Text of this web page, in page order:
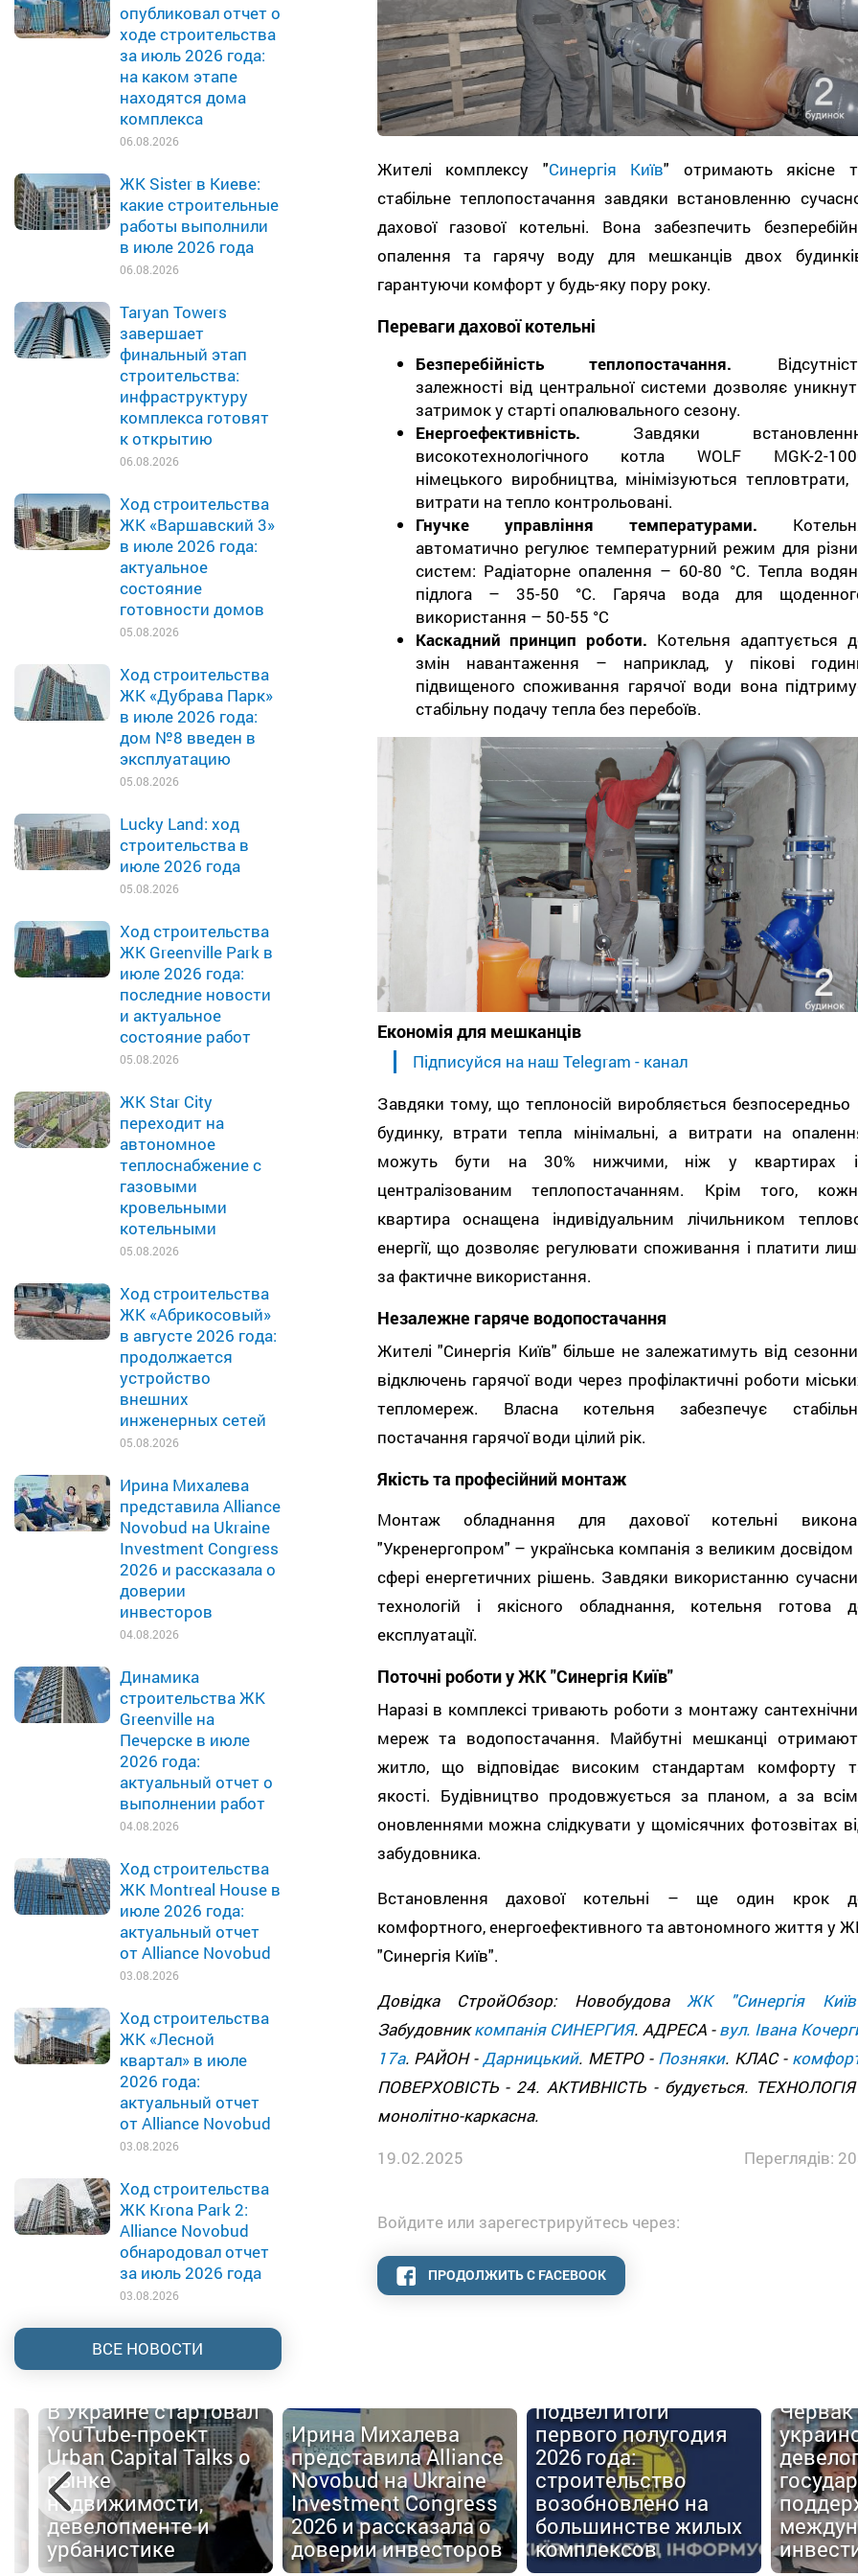
опубликовал отчет о
ходе строительства
за июль 2026 года:
на каком этапе
находятся дома
комплекса
06.08.2026
ЖК Sister в Киеве:
какие строительные
работы выполнили
в июле 2026 года
06.08.2026
Taryan Towers
завершает
финальный этап
строительства:
инфраструктуру
комплекса готовят
к открытию
06.08.2026
Ход строительства
ЖК «Варшавский 3»
в июле 2026 года:
актуальное
состояние
готовности домов
05.08.2026
Ход строительства
ЖК «Дубрава Парк»
в июле 2026 года:
дом №8 введен в
эксплуатацию
05.08.2026
Lucky Land: ход
строительства в
июле 2026 года
05.08.2026
Ход строительства
ЖК Greenville Park в
июле 2026 года:
последние новости
и актуальное
состояние работ
05.08.2026
ЖК Star City
переходит на
автономное
теплоснабжение с
газовыми
кровельными
котельными
05.08.2026
Ход строительства
ЖК «Абрикосовый»
в августе 2026 года:
продолжается
устройство
внешних
инженерных сетей
05.08.2026
Ирина Михалева
представила Alliance
Novobud на Ukraine
Investment Congress
2026 и рассказала о
доверии
инвесторов
04.08.2026
Динамика
строительства ЖК
Greenville на
Печерске в июле
2026 года:
актуальный отчет о
выполнении работ
04.08.2026
Ход строительства
ЖК Montreal House в
июле 2026 года:
актуальный отчет
от Alliance Novobud
03.08.2026
Ход строительства
ЖК «Лесной
квартал» в июле
2026 года:
актуальный отчет
от Alliance Novobud
03.08.2026
Ход строительства
ЖК Krona Park 2:
Alliance Novobud
обнародовал отчет
за июль 2026 года
03.08.2026
ВСЕ НОВОСТИ
Жителі комплексу "Синергія Київ" отримають якісне
стабільне теплопостачання завдяки встановленню
дахової газової котельні. Вона забезпечить
опалення та гарячу воду для мешканців двох
гарантуючи комфорт у будь-яку пору року.
Переваги дахової котельні
Безперебійність теплопостачання.
залежності від центральної системи дозволяє
затримок у старті опалювального сезону.
Енергоефективність. Завдяки
високотехнологічного котла WOLF MGK-2-
німецького виробництва, мінімізуються тепловтрати,
витрати на тепло контрольовані.
Гнучке управління температурами.
автоматично регулює температурний режим для
систем: Радіаторне опалення – 60-80 °C. Тепла
підлога – 35-50 °C. Гаряча вода для
використання – 50-55 °C
Каскадний принцип роботи. Котельня адаптується
змін навантаження – наприклад, у пікові
підвищеного споживання гарячої води вона
стабільну подачу тепла без перебоїв.
Економія для мешканців
Підписуйся на наш Telegram - канал
Завдяки тому, що теплоносій виробляється безпосередньо
будинку, втрати тепла мінімальні, а витрати на
можуть бути на 30% нижчими, ніж у квартирах
централізованим теплопостачанням. Крім того,
квартира оснащена індивідуальним лічильником
енергії, що дозволяє регулювати споживання і платити
за фактичне використання.
Незалежне гаряче водопостачання
Жителі "Синергія Київ" більше не залежатимуть від
відключень гарячої води через профілактичні роботи
тепломереж. Власна котельня забезпечує
постачання гарячої води цілий рік.
Якість та професійний монтаж
Монтаж обладнання для дахової котельні
"Укренергопром" – українська компанія з великим досвідом
сфері енергетичних рішень. Завдяки використанню
технологій і якісного обладнання, котельня готова
експлуатації.
Поточні роботи у ЖК "Синергія Київ"
Наразі в комплексі тривають роботи з монтажу
мереж та водопостачання. Майбутні мешканці
житло, що відповідає високим стандартам комфорту
якості. Будівництво продовжується за планом, а за
оновленнями можна слідкувати у щомісячних фотозвітах
забудовника.
Встановлення дахової котельні – ще один крок
комфортного, енергоефективного та автономного життя у
"Синергія Київ".
Довідка СтройОбзор: НовобудоваЖК "Синергія
Забудовниккомпанія СИНЕРГИЯ. АДРЕСА -вул. Івана
17а. РАЙОН -Дарницький. МЕТРО - Позняки. КЛАС -
ПОВЕРХОВІСТЬ - 24. АКТИВНІСТЬ - будується.
монолітно-каркасна.
19.02.2025
Переглядів:
Войдите или зарегестрируйтесь через:
ПРОДОЛЖИТЬ С FACEBOOK
В Украине стартовал
YouTube-проект
Urban Capital Talks о
рынке
недвижимости,
девелопменте и
урбанистике
Ирина Михалева
представила Alliance
Novobud на Ukraine
Investment Congress
2026 и рассказала о
доверии инвесторов
подвел итоги
первого полугодия
2026 года:
строительство
возобновлено на
большинстве жилых
комплексов